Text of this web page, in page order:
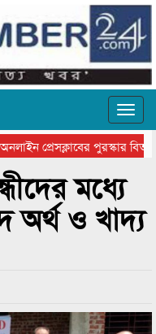
প্রেসক্লাবের পুরস্কার
কিশোর আহাদের খুনি
মধ্যে
অর্থ ও খাদ্য